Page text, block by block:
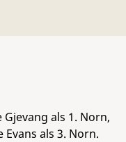
als 1. Norn,
als 3. Norn.